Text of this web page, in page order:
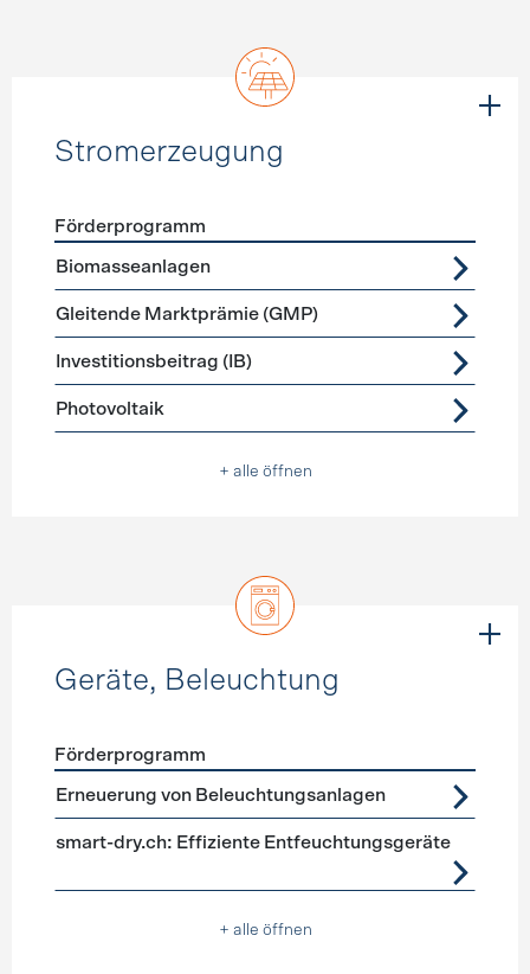
Stromerzeugung
Förderprogramme
Förderprogramm
Biomasseanlagen
Gleitende Marktprämie (GMP)
Investitionsbeitrag (IB)
Photovoltaik
+ alle öffnen
Geräte, Beleuchtung
Förderprogramme Geräte, Beleuchtung
Förderprogramm
Erneuerung von Beleuchtungsanlagen
smart-dry.ch: Effiziente Entfeuchtungsgeräte
+ alle öffnen